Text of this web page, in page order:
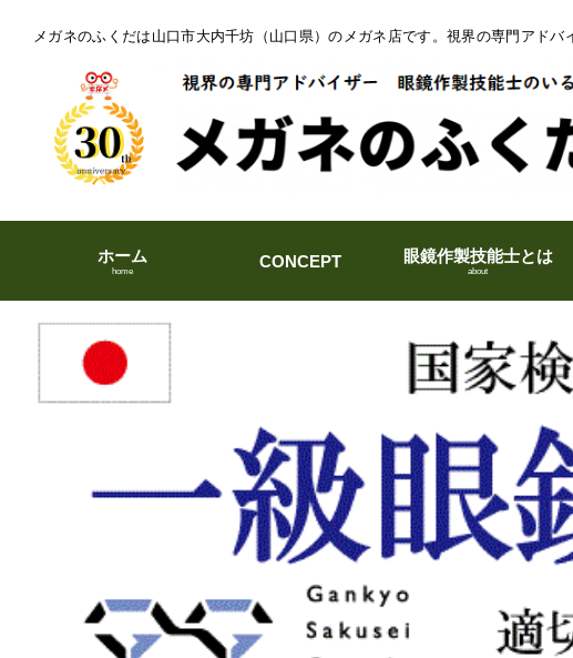
メガネのふくだは山口市大内千坊（山口県）のメガネ店です。視界の専門アドバ
ホーム
home
CONCEPT 眼鏡作製技能士とは
about